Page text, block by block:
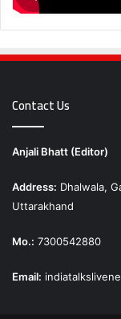
Contact Us
Anjali Bhatt (Editor)
Address: Dhalwala,
Uttarakhand
Mo.: 7300542880
Email: